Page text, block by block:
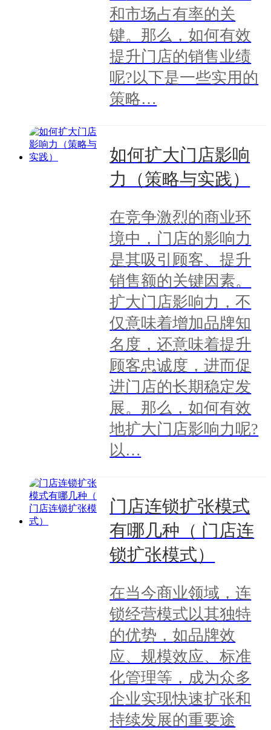
和市场占有率的关
键。那么，如何有效
提升门店的销售业绩
呢?以下是一些实用的
策略…
如何扩大门店影响
力（策略与实践）
在竞争激烈的商业环
境中，门店的影响力
是其吸引顾客、提升
销售额的关键因素。
扩大门店影响力，不
仅意味着增加品牌知
名度，还意味着提升
顾客忠诚度，进而促
进门店的长期稳定发
展。那么，如何有效
地扩大门店影响力呢?
以…
门店连锁扩张模式
有哪几种（ 门店连
锁扩张模式）
在当今商业领域，连
锁经营模式以其独特
的优势，如品牌效
应、规模效应、标准
化管理等，成为众多
企业实现快速扩张和
持续发展的重要途